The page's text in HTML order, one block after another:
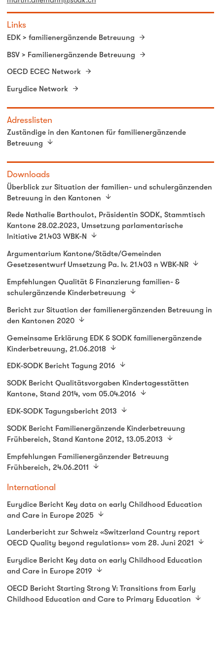
Links
EDK > familienergänzende Betreuung
BSV > Familienergänzende Betreuung
OECD ECEC Network
Eurydice Network
Adresslisten
Zuständige in den Kantonen für familienergänzende
Betreuung
Downloads
Überblick zur Situation der familien- und schulergänzenden
Betreuung in den Kantonen
Rede Nathalie Barthoulot, Präsidentin SODK, Stammtisch
Kantone 28.02.2023, Umsetzung parlamentarische
Initiative 21.403 WBK-N
Argumentarium Kantone/Städte/Gemeinden
Gesetzesentwurf Umsetzung Pa. Iv. 21.403 n WBK-NR
Empfehlungen Qualität & Finanzierung familien- &
schulergänzende Kinderbetreuung
Bericht zur Situation der familienergänzenden Betreuung in
den Kantonen 2020
Gemeinsame Erklärung EDK & SODK familienergänzende
Kinderbetreuung, 21.06.2018
EDK-SODK Bericht Tagung 2016
SODK Bericht Qualitätsvorgaben Kindertagesstätten
Kantone, Stand 2014, vom 05.04.2016
EDK-SODK Tagungsbericht 2013
SODK Bericht Familienergänzende Kinderbetreuung
Frühbereich, Stand Kantone 2012, 13.05.2013
Empfehlungen Familienergänzender Betreuung
Frühbereich, 24.06.2011
International
Eurydice Bericht Key data on early Childhood Education
and Care in Europe 2025
Landerbericht zur Schweiz «Switzerland Country report
OECD Quality beyond regulations» vom 28. Juni 2021
Eurydice Bericht Key data on early Childhood Education
and Care in Europe 2019
OECD Bericht Starting Strong V: Transitions from Early
Childhood Education and Care to Primary Education